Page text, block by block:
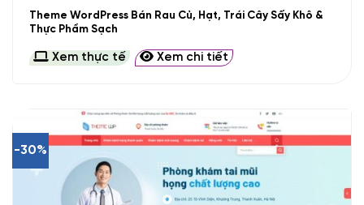
Theme WordPress Bán Rau Củ, Hạt, Trái Cây Sấy Khô &
Thực Phẩm Sạch
Xem thực tế Xem chi tiết
-30%